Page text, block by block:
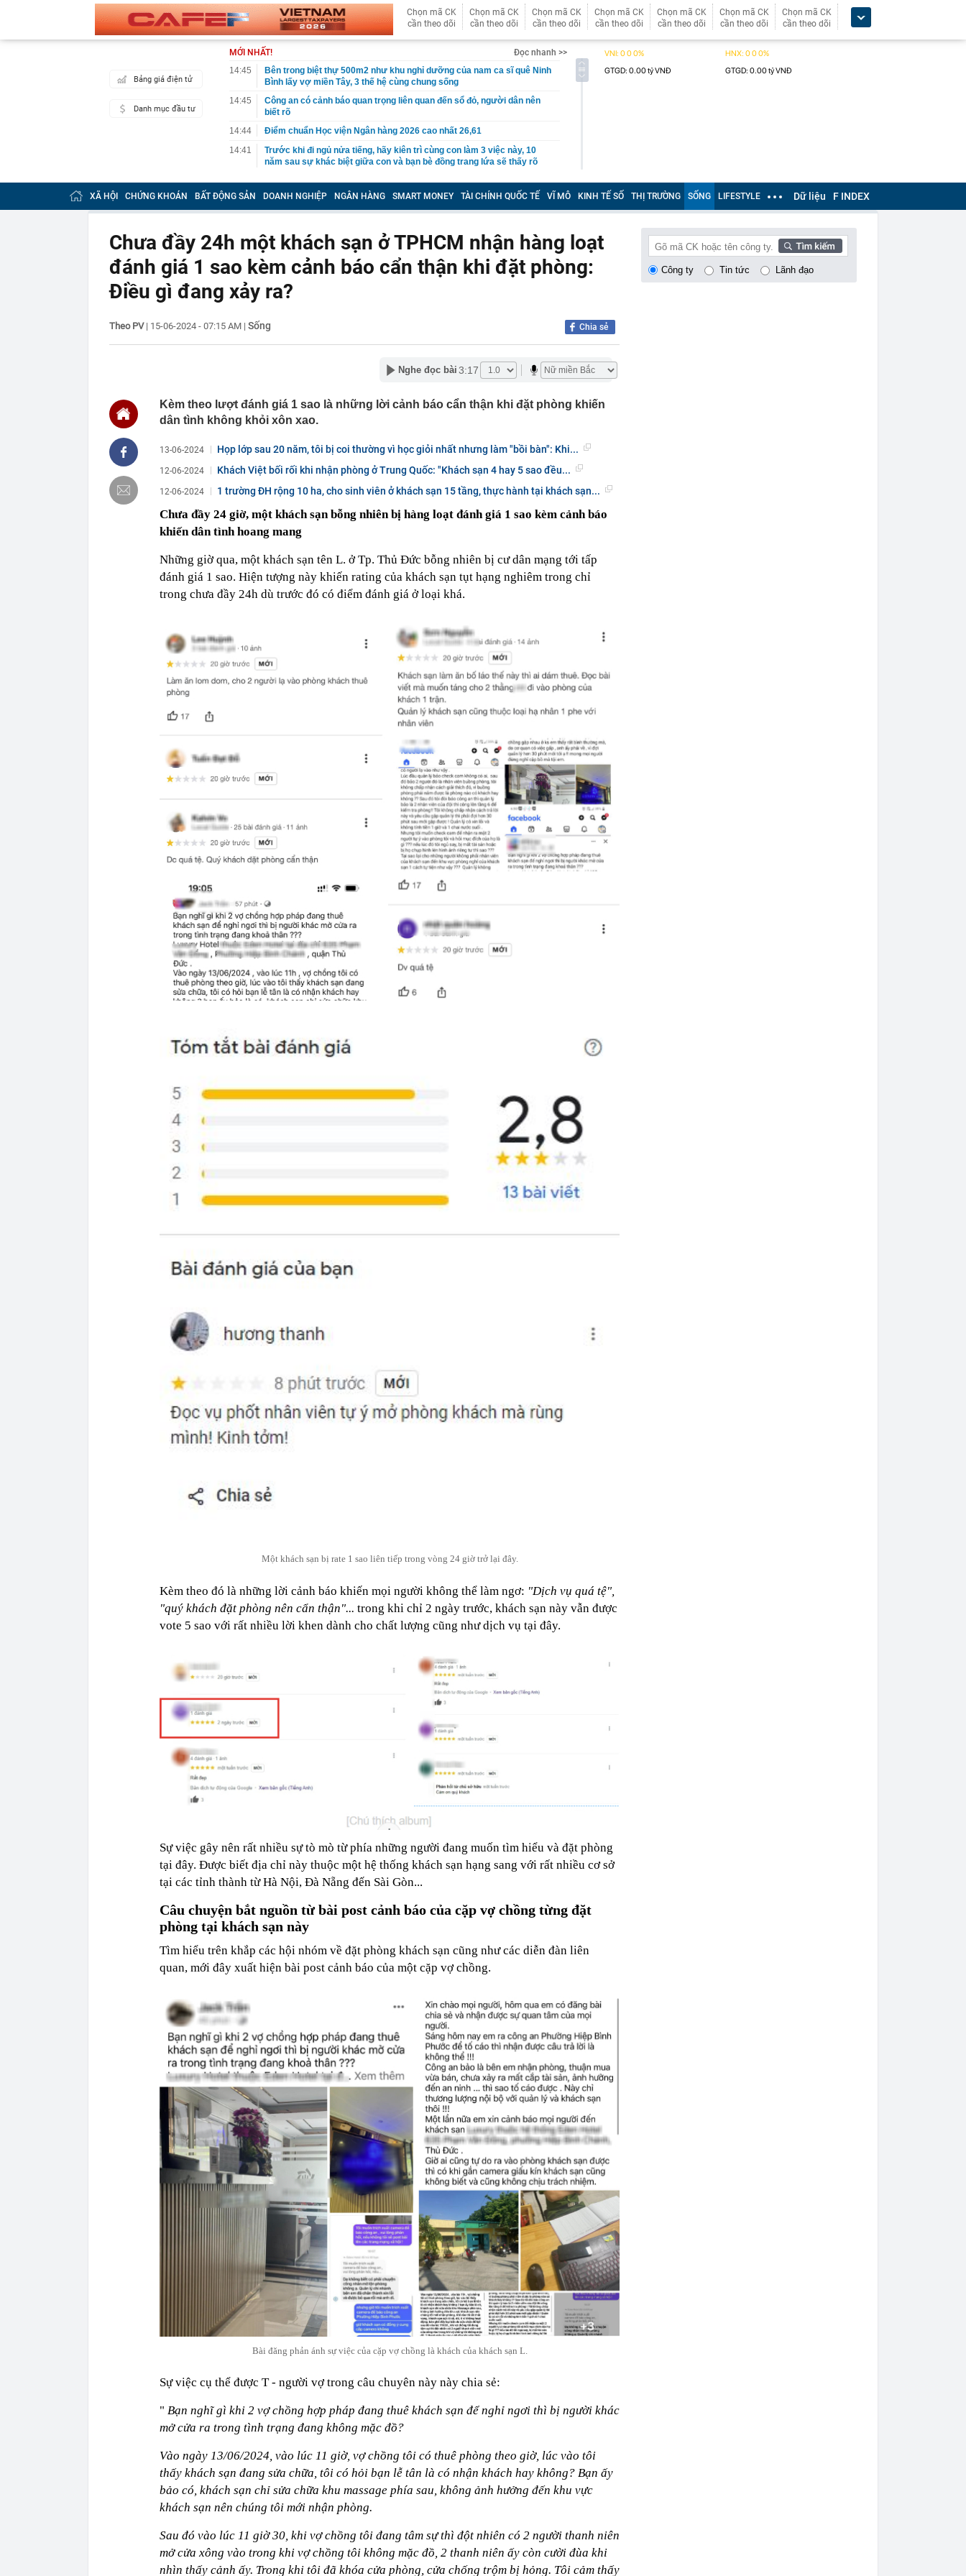
Chọn mã CK
cần theo dõi
Chọn mã CK
cần theo dõi
Chọn mã CK
cần theo dõi
Chọn mã CK
cần theo dõi
Chọn mã CK
cần theo dõi
Chọn mã CK
cần theo dõi
Chọn mã CK
cần theo dõi
Bảng giá điện tử
Danh mục đầu tư
MỚI NHẤT!
Đọc nhanh >>
14:45
Bên trong biệt thự 500m2 như khu nghỉ dưỡng của nam ca sĩ quê Ninh
Bình lấy vợ miền Tây, 3 thế hệ cùng chung sống
14:45
Công an có cảnh báo quan trọng liên quan đến sổ đỏ, người dân nên
biết rõ
14:44
Điểm chuẩn Học viện Ngân hàng 2026 cao nhất 26,61
14:41
Trước khi đi ngủ nửa tiếng, hãy kiên trì cùng con làm 3 việc này, 10
năm sau sự khác biệt giữa con và bạn bè đồng trang lứa sẽ thấy rõ
14:40
Vì sao ì ạch làm hạ tầng sạc xe điện trên cao tốc Bắc - Nam?
14:39
Nhà vàng bị 'sờ gáy': Bảo Tín Mạnh Hải, Mi Hồng làm ăn ra sao?
14:29
Ra lệnh bắt tạm giam nguyên Trưởng Ban quản lý chung cư Ngô Anh
Tuấn SN 1977
14:22
14:20
Honda chính thức ra mắt xe tay côn cổ điển 150 cc giá 30 triệu đồng
14:15
Trường đại học đầu tiên có ngành đạt điểm chuẩn tuyệt đối 30/30 năm
Diện mạo đường nối cao tốc TP.HCM - Long Thành sau gần 8 tháng thi
lời khuyên nguy hiểm
13:54
Một cổ đông lớn muốn tăng sở hữu tại Digiworld
thập kỷ
13:47
Nhu cầu tìm kiếm việc làm tăng vọt, lộ diện 'ngành hot'
13:43
Giá gạo châu Á duy trì ở mức cao
13:40
Không ngờ có mỹ nhân Việt từ chối đóng phim Hollywood: Cô gái vàng
của cả dân tộc, nghe tên đã thấy tự hào
13:36
ĐBQH: Mở rộng hoạt động của ngân hàng cần phòng ngừa tình trạng
Vì sao giá kết thúc bằng số 9 lại khiến bạn mua nhiều hơn?
XÃ HỘI CHỨNG KHOÁN BẤT ĐỘNG SẢN DOANH NGHIỆP NGÂN HÀNG SMART MONEY TÀI CHÍNH QUỐC TẾ VĨ MÔ KINH TẾ SỐ THỊ TRƯỜNG SỐNG LIFESTYLE Dữ liệu F INDEX
Chưa đầy 24h một khách sạn ở TPHCM nhận hàng loạt
đánh giá 1 sao kèm cảnh báo cẩn thận khi đặt phòng:
Điều gì đang xảy ra?
Theo PV | 15-06-2024 - 07:15 AM | Sống Chia sẻ
Nghe đọc bài 3:17
Kèm theo lượt đánh giá 1 sao là những lời cảnh báo cẩn thận khi đặt phòng khiến
dân tình không khỏi xôn xao.
13-06-2024 Họp lớp sau 20 năm, tôi bị coi thường vì học giỏi nhất nhưng làm "bồi bàn": Khi...
12-06-2024 Khách Việt bối rối khi nhận phòng ở Trung Quốc: "Khách sạn 4 hay 5 sao đều...
12-06-2024 1 trường ĐH rộng 10 ha, cho sinh viên ở khách sạn 15 tầng, thực hành tại khách sạn...
Chưa đầy 24 giờ, một khách sạn bỗng nhiên bị hàng loạt đánh giá 1 sao kèm cảnh báo
khiến dân tình hoang mang
Những giờ qua, một khách sạn tên L. ở Tp. Thủ Đức bỗng nhiên bị cư dân mạng tới tấp
đánh giá 1 sao. Hiện tượng này khiến rating của khách sạn tụt hạng nghiêm trong chỉ
trong chưa đầy 24h dù trước đó có điểm đánh giá ở loại khá.
Một khách sạn bị rate 1 sao liên tiếp trong vòng 24 giờ trở lại đây.
Kèm theo đó là những lời cảnh báo khiến mọi người không thể làm ngơ: "Dịch vụ quá tệ",
"quý khách đặt phòng nên cẩn thận"... trong khi chỉ 2 ngày trước, khách sạn này vẫn được
vote 5 sao với rất nhiều lời khen dành cho chất lượng cũng như dịch vụ tại đây.
Sự việc gây nên rất nhiều sự tò mò từ phía những người đang muốn tìm hiểu và đặt phòng
tại đây. Được biết địa chỉ này thuộc một hệ thống khách sạn hạng sang với rất nhiều cơ sở
tại các tỉnh thành từ Hà Nội, Đà Nẵng đến Sài Gòn...
Câu chuyện bắt nguồn từ bài post cảnh báo của cặp vợ chồng từng đặt
phòng tại khách sạn này
Tìm hiểu trên khắp các hội nhóm về đặt phòng khách sạn cũng như các diễn đàn liên
quan, mới đây xuất hiện bài post cảnh báo của một cặp vợ chồng.
Bài đăng phản ánh sự việc của cặp vợ chồng là khách của khách sạn L.
Sự việc cụ thể được T - người vợ trong câu chuyên này này chia sẻ:
" Bạn nghĩ gì khi 2 vợ chồng hợp pháp đang thuê khách sạn để nghỉ ngơi thì bị người khác
mở cửa ra trong tình trạng đang không mặc đồ?
Vào ngày 13/06/2024, vào lúc 11 giờ, vợ chồng tôi có thuê phòng theo giờ, lúc vào tôi
thấy khách sạn đang sửa chữa, tôi có hỏi bạn lễ tân là có nhận khách hay không? Bạn ấy
bảo có, khách sạn chỉ sửa chữa khu massage phía sau, không ảnh hưởng đến khu vực
khách sạn nên chúng tôi mới nhận phòng.
Sau đó vào lúc 11 giờ 30, khi vợ chồng tôi đang tâm sự thì đột nhiên có 2 người thanh niên
mở cửa xông vào trong khi vợ chồng tôi không mặc đồ, 2 thanh niên ấy còn cười đùa khi
nhìn thấy cảnh ấy. Trong khi tôi đã khóa cửa phòng, cửa chống trộm bị hỏng. Tôi cảm thấy
Công ty Tin tức Lãnh đạo